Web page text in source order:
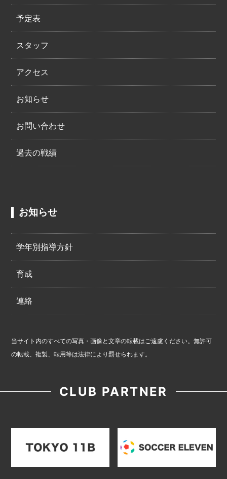
予定表
スタッフ
アクセス
お知らせ
お問い合わせ
過去の戦績
お知らせ
学年別指導方針
育成
連絡
当サイト内のすべての写真・画像と文章の転載はご遠慮ください。無許可
の転載、複製、転用等は法律により罰せられます。
CLUB PARTNER